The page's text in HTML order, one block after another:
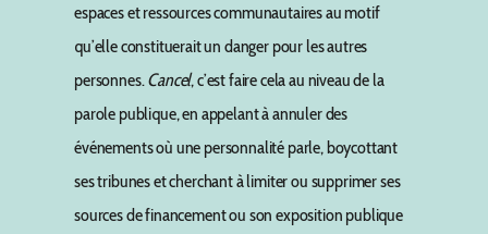
espaces et ressources communautaires au motif
qu’elle constituerait un danger pour les autres
personnes.Cancel, c’est faire cela au niveau de la
parole publique, en appelant à annuler des
événements où une personnalité parle, boycottant
ses tribunes et cherchant à limiter ou supprimer ses
sources de financement ou son exposition publique